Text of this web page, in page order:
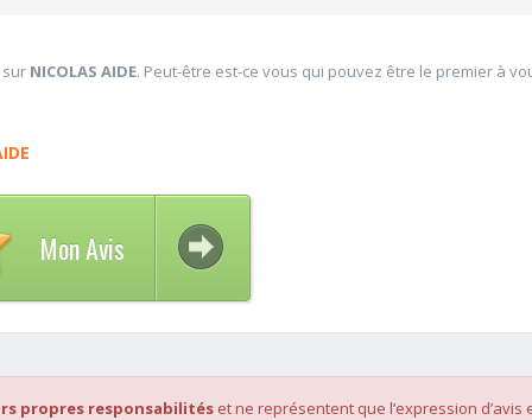
NICOLAS AIDE. Peut-être est-ce vous qui pouvez être le premier à
Mon Avis
propres responsabilités et ne représentent que l’expression d’avis